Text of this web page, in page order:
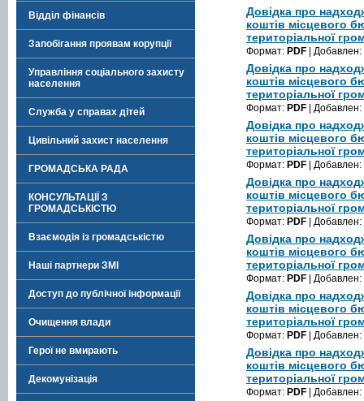
Відділ фінансів
Запобігання проявам корупції
Управління соціального захисту
населення
Служба у справах дітей
Цивільний захист населення
ГРОМАДСЬКА РАДА
КОНСУЛЬТАЦІЇ З
ГРОМАДСЬКІСТЮ
Взаємодія із громадськістю
Наші партнери ЗМІ
Доступ до публічної інформації
Очищення влади
Герої не вмирають
Декомунізація
Довідка про
коштів місцевого
територіальної
Формат: PDF | Добавлен:
Довідка про
коштів місцевого
територіальної
Формат: PDF | Добавлен:
Довідка про
коштів місцевого
територіальної
Формат: PDF | Добавлен:
Довідка про
коштів місцевого
територіальної
Формат: PDF | Добавлен:
Довідка про
коштів місцевого
територіальної
Формат: PDF | Добавлен:
Довідка про
коштів місцевого
територіальної
Формат: PDF | Добавлен:
Довідка про
коштів місцевого
територіальної
Формат: PDF | Добавлен: